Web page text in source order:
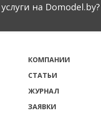
на Domodel.by?
КОМПАНИИ
СТАТЬИ
ЖУРНАЛ
ЗАЯВКИ